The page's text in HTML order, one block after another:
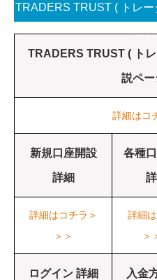
TRADERS TRUST ( トレ
ー
TRADERS TRUST ( ト
説ペー
詳細はコ
新規口座開設
詳細
各種
詳細はコチラ＞
＞＞
詳細
＞
ログイン 詳細 入金